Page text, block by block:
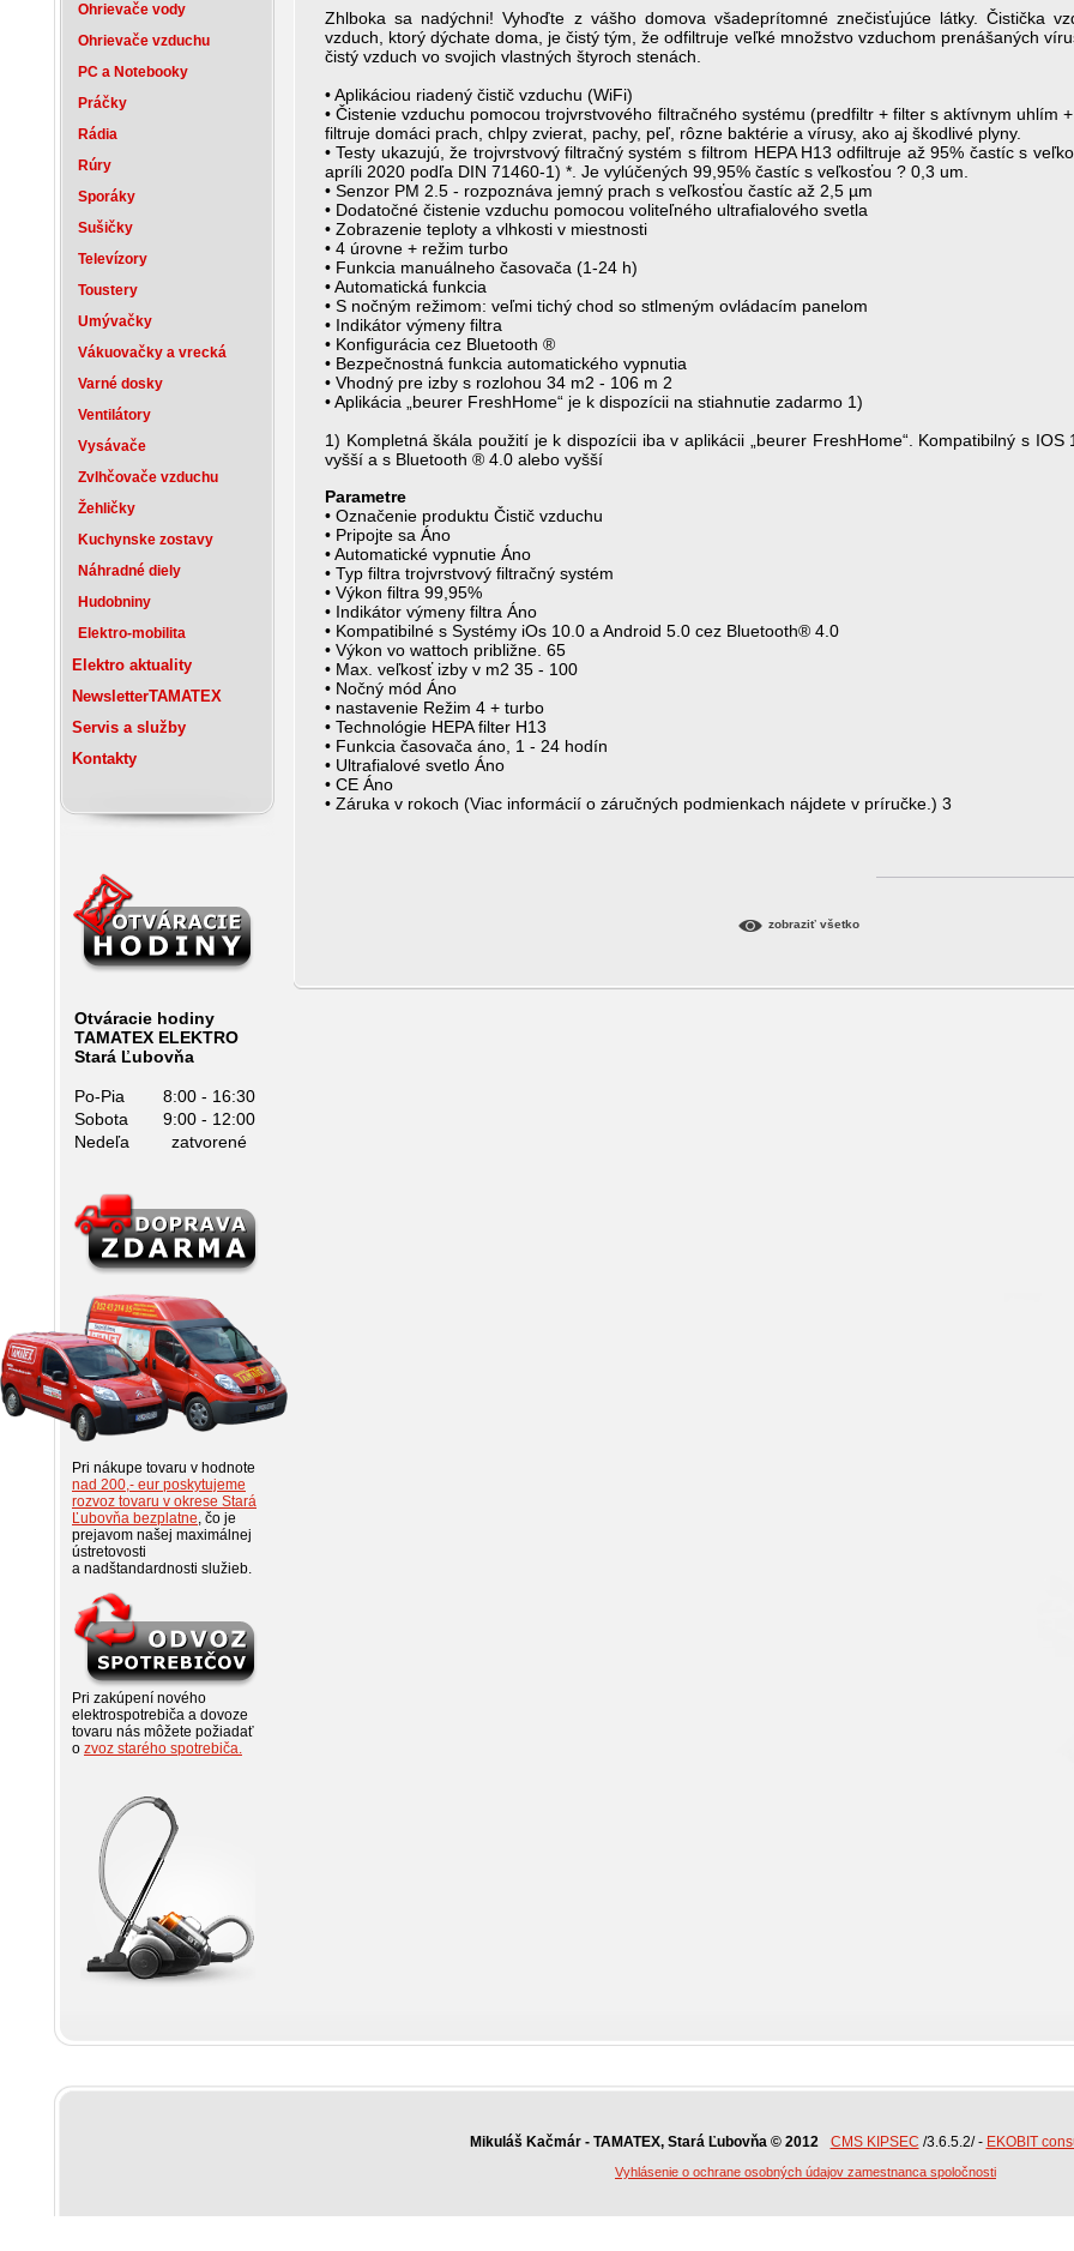
Ohrievače vody
Ohrievače vzduchu
PC a Notebooky
Práčky
Rádia
Rúry
Sporáky
Sušičky
Televízory
Toustery
Umývačky
Vákuovačky a vrecká
Varné dosky
Ventilátory
Vysávače
Zvlhčovače vzduchu
Žehličky
Kuchynske zostavy
Náhradné diely
Hudobniny
Elektro-mobilita
Elektro aktuality
NewsletterTAMATEX
Servis a služby
Kontakty
Otváracie hodiny
TAMATEX ELEKTRO
Stará Ľubovňa
Po-Pia
8:00 - 16:30
Sobota
9:00 - 12:00
Nedeľa
zatvorené
Pri nákupe tovaru v hodnote
nad 200,- eur poskytujeme
rozvoz tovaru v okrese Stará
Ľubovňa bezplatne, čo je
prejavom našej maximálnej
ústretovosti
a nadštandardnosti služieb.
Pri zakúpení nového
elektrospotrebiča a dovoze
tovaru nás môžete požiadať
o zvoz starého spotrebiča.
Zhlboka sa nadýchni! Vyhoďte z vášho domova všadeprítomné znečisťujúce látky. Čistička
vzduch, ktorý dýchate doma, je čistý tým, že odfiltruje veľké množstvo vzduchom prenášaných
čistý vzduch vo svojich vlastných štyroch stenách.
• Aplikáciou riadený čistič vzduchu (WiFi)
• Čistenie vzduchu pomocou trojvrstvového filtračného systému (predfiltr + filter s aktívnym uhlím
filtruje domáci prach, chlpy zvierat, pachy, peľ, rôzne baktérie a vírusy, ako aj škodlivé plyny.
• Testy ukazujú, že trojvrstvový filtračný systém s filtrom HEPA H13 odfiltruje až 95% častíc s
apríli 2020 podľa DIN 71460-1) *. Je vylúčených 99,95% častíc s veľkosťou ? 0,3 um.
• Senzor PM 2.5 - rozpoznáva jemný prach s veľkosťou častíc až 2,5 µm
• Dodatočné čistenie vzduchu pomocou voliteľného ultrafialového svetla
• Zobrazenie teploty a vlhkosti v miestnosti
• 4 úrovne + režim turbo
• Funkcia manuálneho časovača (1-24 h)
• Automatická funkcia
• S nočným režimom: veľmi tichý chod so stlmeným ovládacím panelom
• Indikátor výmeny filtra
• Konfigurácia cez Bluetooth ®
• Bezpečnostná funkcia automatického vypnutia
• Vhodný pre izby s rozlohou 34 m2 - 106 m 2
• Aplikácia „beurer FreshHome“ je k dispozícii na stiahnutie zadarmo 1)
1) Kompletná škála použití je k dispozícii iba v aplikácii „beurer FreshHome“. Kompatibilný s
vyšší a s Bluetooth ® 4.0 alebo vyšší
Parametre
• Označenie produktu Čistič vzduchu
• Pripojte sa Áno
• Automatické vypnutie Áno
• Typ filtra trojvrstvový filtračný systém
• Výkon filtra 99,95%
• Indikátor výmeny filtra Áno
• Kompatibilné s Systémy iOs 10.0 a Android 5.0 cez Bluetooth® 4.0
• Výkon vo wattoch približne. 65
• Max. veľkosť izby v m2 35 - 100
• Nočný mód Áno
• nastavenie Režim 4 + turbo
• Technológie HEPA filter H13
• Funkcia časovača áno, 1 - 24 hodín
• Ultrafialové svetlo Áno
• CE Áno
• Záruka v rokoch (Viac informácií o záručných podmienkach nájdete v príručke.) 3
zobraziť všetko
Mikuláš Kačmár - TAMATEX, Stará Ľubovňa © 2012 CMS KIPSEC /3.6.5.2/ - EKOBIT
Vyhlásenie o ochrane osobných údajov zamestnanca spoločnosti